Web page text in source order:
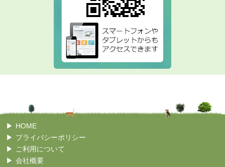
HOME
プライバシーポリシー
ご利用について
会社概要